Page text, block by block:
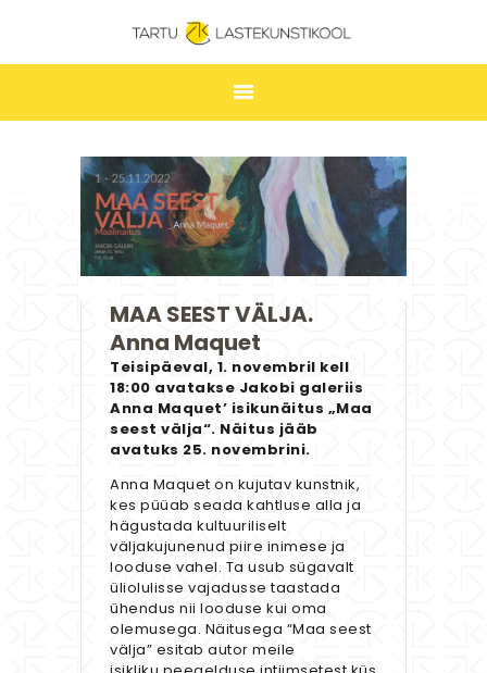
TARTU LASTEKUNSTIKOOL
ESILEHT
UUDISED
ÕPPIMINE
TUNNIPLAAN
LASTEKUNSTIKOOL
JAKOBI GALERII
KONTAKT
STUUDIUM
MAA SEEST VÄLJA.
Anna Maquet
Teisipäeval, 1. novembril kell
18:00 avatakse Jakobi galeriis
Anna Maquet’ isikunäitus „Maa
seest välja“. Näitus jääb
avatuks 25. novembrini.
Anna Maquet on kujutav kunstnik,
kes püüab seada kahtluse alla ja
hägustada kultuuriliselt
väljakujunenud piire inimese ja
looduse vahel. Ta usub sügavalt
üliolulisse vajadusse taastada
ühendus nii looduse kui oma
olemusega. Näitusega “Maa seest
välja” esitab autor meile